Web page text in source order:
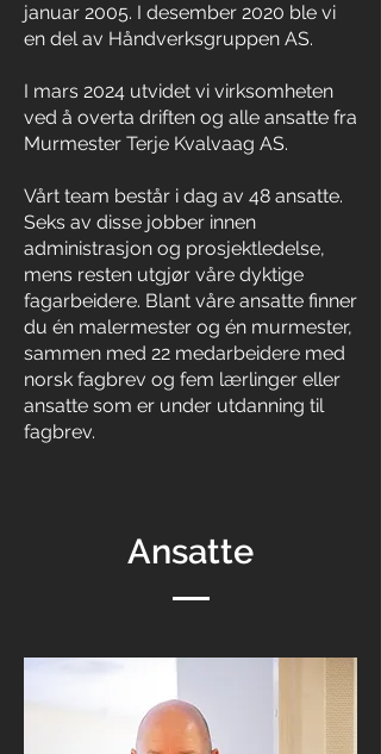
januar 2005. I desember 2020 ble vi
en del av Håndverksgruppen AS.
I mars 2024 utvidet vi virksomheten
ved å overta driften og alle ansatte fra
Murmester Terje Kvalvaag AS.
Vårt team består i dag av 48 ansatte.
Seks av disse jobber innen
administrasjon og prosjektledelse,
mens resten utgjør våre dyktige
fagarbeidere. Blant våre ansatte finner
du én malermester og én murmester,
sammen med 22 medarbeidere med
norsk fagbrev og fem lærlinger eller
ansatte som er under utdanning til
fagbrev.
Ansatte